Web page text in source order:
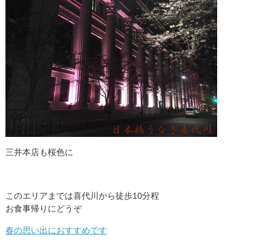
三井本店も桜色に
このエリアまでは喜代川から徒歩10分程
お食事帰りにどうぞ
春の思い出におすすめです